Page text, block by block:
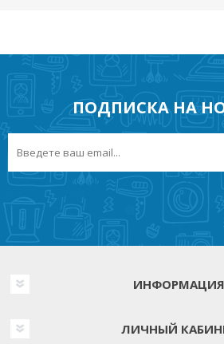
ПОДПИСКА НА
ИНФОРМАЦИЯ
ЛИЧНЫЙ